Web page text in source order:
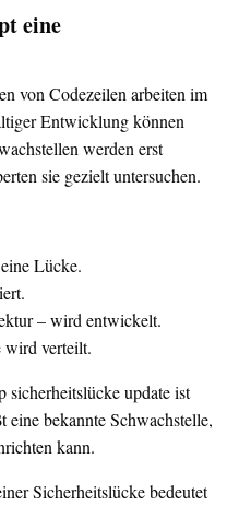
eine
von Codezeilen arbeiten im
Entwicklung können
werden erst
sie gezielt untersuchen.
Lücke.
– wird entwickelt.
wird verteilt.
sicherheitslücke update ist
eine bekannte Schwachstelle,
kann.
Sicherheitslücke bedeutet